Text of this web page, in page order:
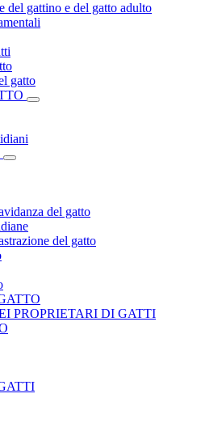
del gattino e del gatto adulto
gatto
del gatto
del gatto
PROPRIETARI DI GATTI